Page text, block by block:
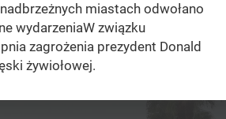
miastach odwołano
wydarzeniaW związku
zagrożenia prezydent Donald
żywiołowej.